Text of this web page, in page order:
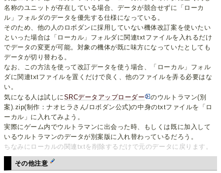
名称のユニットが存在している場合、データが競合せずに「ローカ
ル」フォルダのデータを優先する仕様になっている。
そのため、他の人のロボダンに採用していない機体改訂案を使いたい
といった場合は「ローカル」フォルダに関連txtファイルを入れるだけ
でデータの変更が可能。対象の機体が既に味方になっていたとしても
データが切り替わる。
なお、この方法を使って改訂データを使う場合、「ローカル」フォル
ダに関連txtファイルを置くだけで良く、他のファイルを弄る必要はな
い。
気になる人は試しにSRCデータアップローダー
のウルトラマン(別
案).zip(制作：ナオヒラさん/ロボダン公式)の中身のtxtファイルを「ロ
ーカル」に入れてみよう。
実際にゲーム内でウルトラマンに出会った時、もしくは既に加入して
いるウルトラマンのデータが別案版に入れ替わっているだろう。
ちなみにローカルの関連txtを削除するだけで元のデータに戻ります。
その他注意